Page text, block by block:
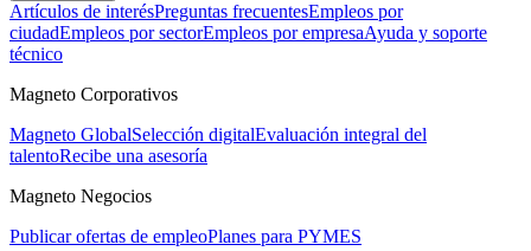
Artículos de interésPreguntas frecuentesEmpleos por
ciudadEmpleos por sectorEmpleos por empresaAyuda y soporte
técnico
Magneto Corporativos
Magneto GlobalSelección digitalEvaluación integral del
talentoRecibe una asesoría
Magneto Negocios
Publicar ofertas de empleoPlanes para PYMES